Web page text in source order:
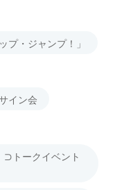
プ・ジャンプ！」
イン会
トークイベント